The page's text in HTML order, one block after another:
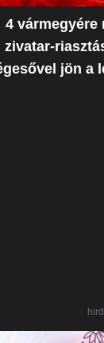
4 vármegyére
zivatar-
jön a